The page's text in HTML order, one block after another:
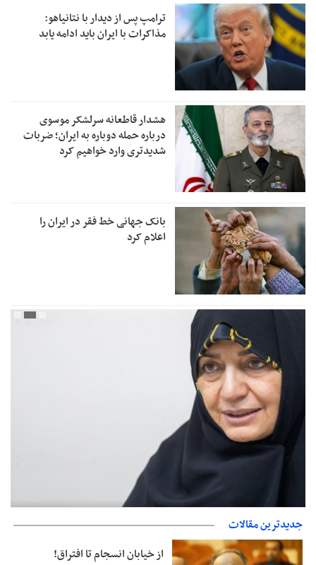
ترامپ پس از دیدار با نتانیاهو:
مذاکرات با ایران باید ادامه یابد
هشدار قاطعانه سرلشکر موسوی
درباره حمله دوباره به ایران؛ ضربات
شدیدتری وارد خواهیم کرد
بانک جهانی خط فقر در ایران را
اعلام کرد
پزشکیان‌: بهترین زمان برای دستیابی به توافق شرایط کنونی است/از
حقوق ملت کوتاه نمی‌آییم
جدیدترین مقالات
از خیابان انسجام تا افتراق!